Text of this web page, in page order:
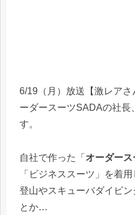
6/19（月）放送【激レア
ーダースーツSADAの社長、
す。
自社で作った「 オーダース
「ビジネススーツ」を着用
登山やスキューバダイビ
とか…